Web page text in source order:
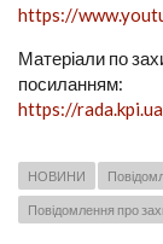
https://
Матеріали по
посиланням:
https://
НОВИНИ
Повідомлення про